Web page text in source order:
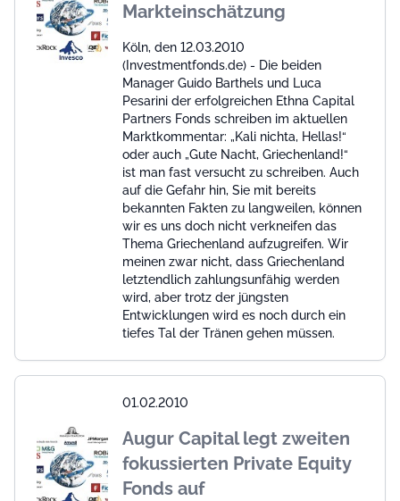
Markteinschätzung
Köln, den 12.03.2010
(Investmentfonds.de) - Die beiden
Manager Guido Barthels und Luca
Pesarini der erfolgreichen Ethna Capital
Partners Fonds schreiben im aktuellen
Marktkommentar: „Kali nichta, Hellas!“
oder auch „Gute Nacht, Griechenland!“
ist man fast versucht zu schreiben. Auch
auf die Gefahr hin, Sie mit bereits
bekannten Fakten zu langweilen, können
wir es uns doch nicht verkneifen das
Thema Griechenland aufzugreifen. Wir
meinen zwar nicht, dass Griechenland
letztendlich zahlungsunfähig werden
wird, aber trotz der jüngsten
Entwicklungen wird es noch durch ein
tiefes Tal der Tränen gehen müssen.
01.02.2010
Augur Capital legt zweiten
fokussierten Private Equity
Fonds auf